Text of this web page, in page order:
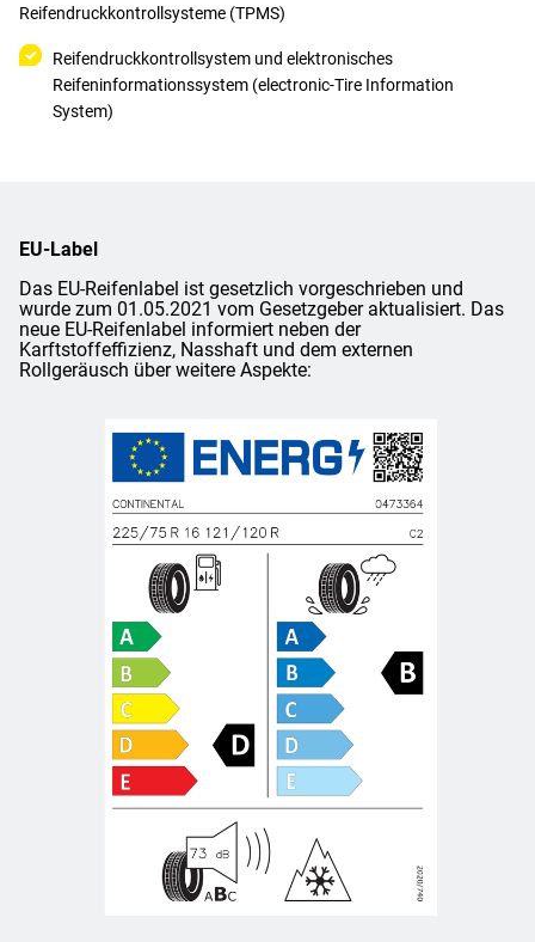
Reifendruckkontrollsysteme (TPMS)
Reifendruckkontrollsystem und elektronisches
Reifeninformationssystem (electronic-Tire Information
System)
EU-Label
Das EU-Reifenlabel ist gesetzlich vorgeschrieben und
wurde zum 01.05.2021 vom Gesetzgeber aktualisiert. Das
neue EU-Reifenlabel informiert neben der
Karftstoffeffizienz, Nasshaft und dem externen
Rollgeräusch über weitere Aspekte: